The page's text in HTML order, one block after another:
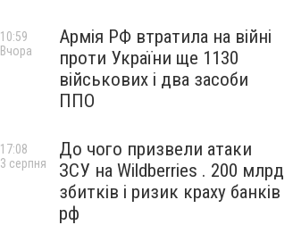
Армія РФ втратила на війні
проти України ще 1130
військових і два засоби
ППО
10:59
Вчора
До чого призвели атаки
ЗСУ на Wildberries . 200 млрд
збитків і ризик краху банків
рф
17:08
3 серпня